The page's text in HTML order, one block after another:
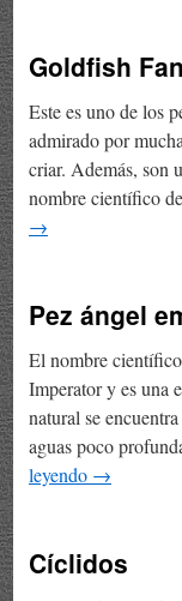
Goldfish
Este es uno de los
admirado por
criar. Además, son
nombre científico
→
Pez ángel
El nombre
Imperator y es una
natural se
aguas poco
leyendo →
Cíclidos